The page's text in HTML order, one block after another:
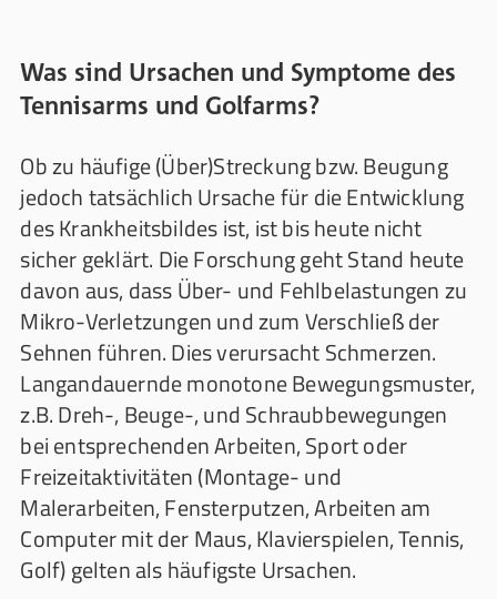
Was sind Ursachen und Symptome des
Tennisarms und Golfarms?
Ob zu häufige (Über)Streckung bzw. Beugung
jedoch tatsächlich Ursache für die Entwicklung
des Krankheitsbildes ist, ist bis heute nicht
sicher geklärt. Die Forschung geht Stand heute
davon aus, dass Über- und Fehlbelastungen zu
Mikro-Verletzungen und zum Verschließ der
Sehnen führen. Dies verursacht Schmerzen.
Langandauernde monotone Bewegungsmuster,
z.B. Dreh-, Beuge-, und Schraubbewegungen
bei entsprechenden Arbeiten, Sport oder
Freizeitaktivitäten (Montage- und
Malerarbeiten, Fensterputzen, Arbeiten am
Computer mit der Maus, Klavierspielen, Tennis,
Golf) gelten als häufigste Ursachen.